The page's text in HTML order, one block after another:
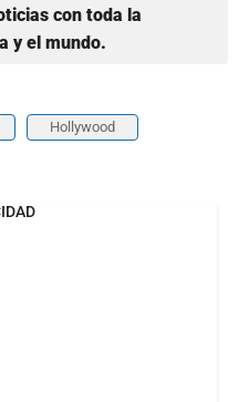
con toda la
y el mundo.
Hollywood